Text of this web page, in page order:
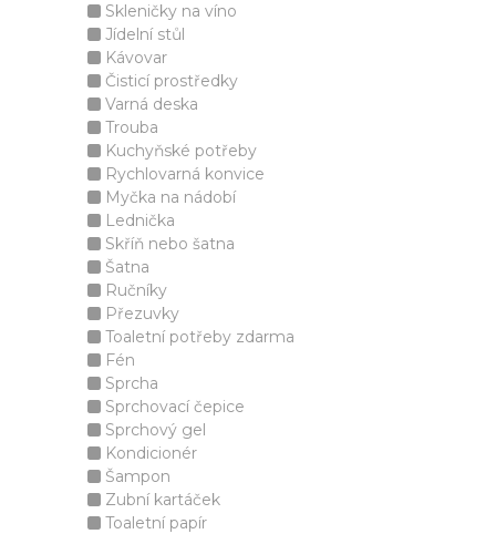
Skleničky na víno
Jídelní stůl
Kávovar
Čisticí prostředky
Varná deska
Trouba
Kuchyňské potřeby
Rychlovarná konvice
Myčka na nádobí
Lednička
Skříň nebo šatna
Šatna
Ručníky
Přezuvky
Toaletní potřeby zdarma
Fén
Sprcha
Sprchovací čepice
Sprchový gel
Kondicionér
Šampon
Zubní kartáček
Toaletní papír